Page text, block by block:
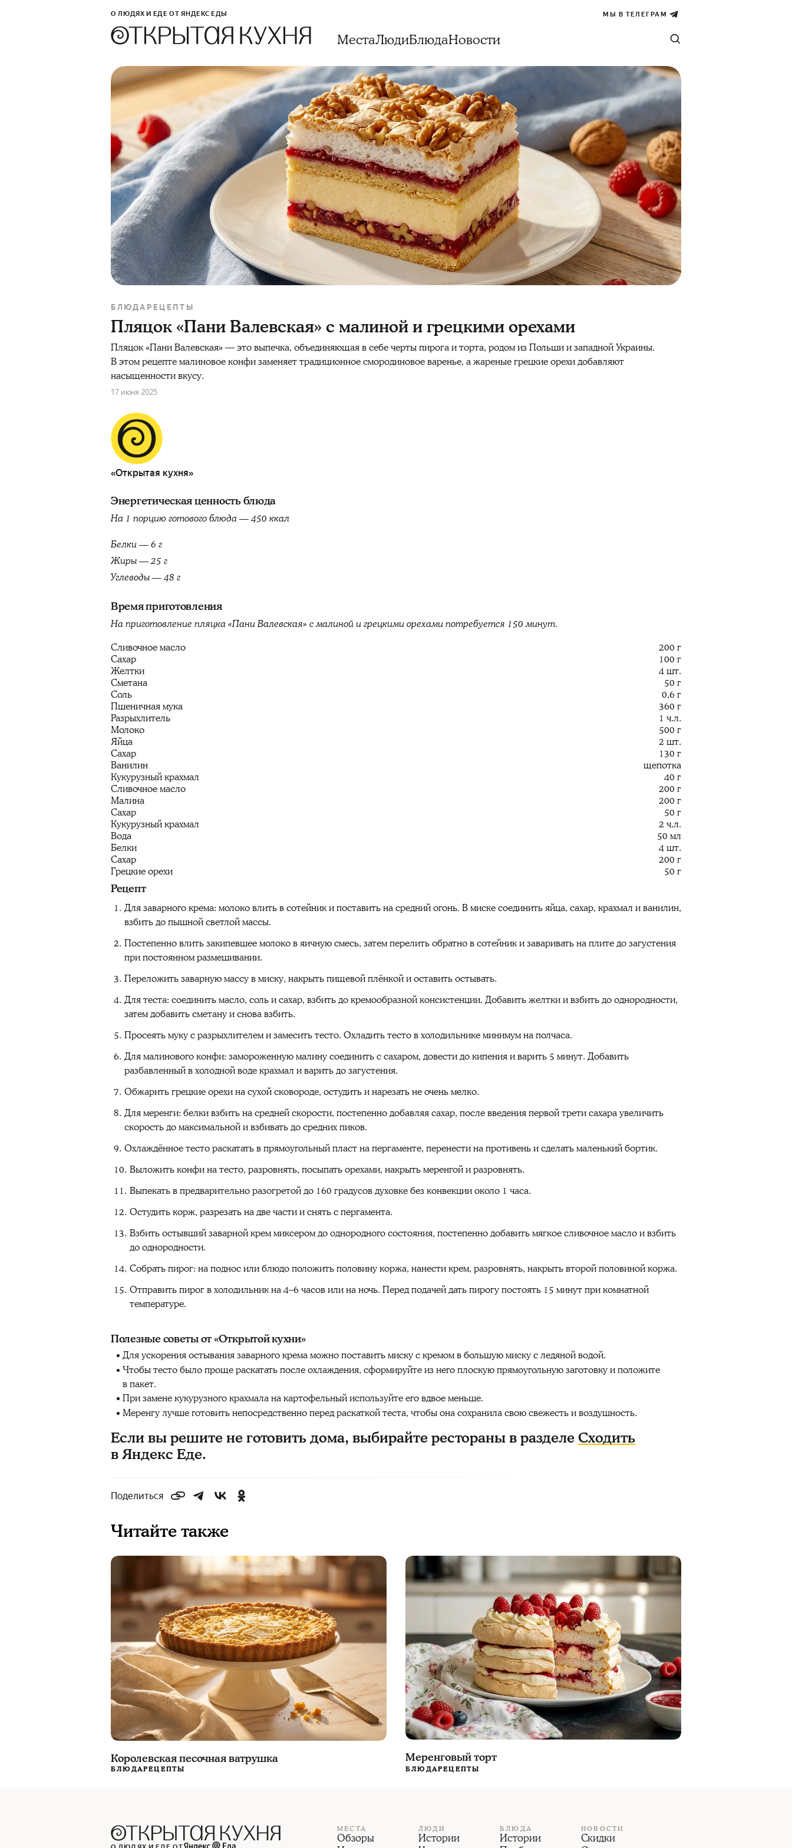
О ЛЮДЯХ И ЕДЕ ОТ ЯНДЕКС ЕДЫ МЫ В ТЕЛЕГРАМ
МестаЛюдиБлюдаНовости
БЛЮДА РЕЦЕПТЫ
Пляцок «Пани Валевская» с малиной и грецкими орехами
Пляцок «Пани Валевская» — это выпечка, объединяющая в себе черты пирога и торта, родом из Польши и западной Украины.
В этом рецепте малиновое конфи заменяет традиционное смородиновое варенье, а жареные грецкие орехи добавляют
насыщенности вкусу.
17 июня 2025
«Открытая кухня»
Энергетическая ценность блюда
На 1 порцию готового блюда — 450 ккал
Белки — 6 г
Жиры — 25 г
Углеводы — 48 г
Время приготовления
На приготовление пляцка «Пани Валевская» с малиной и грецкими орехами потребуется 150 минут.
Сливочное масло
200 г
Сахар
100 г
Желтки
4 шт.
Сметана
50 г
Соль
0,6 г
Пшеничная мука
360 г
Разрыхлитель
1 ч.л.
Молоко
500 г
Яйца
2 шт.
Сахар
130 г
Ванилин
щепотка
Кукурузный крахмал
40 г
Сливочное масло
200 г
Малина
200 г
Сахар
50 г
Кукурузный крахмал
2 ч.л.
Вода
50 мл
Белки
4 шт.
Сахар
200 г
Грецкие орехи
50 г
Рецепт
Для заварного крема: молоко влить в сотейник и поставить на средний огонь. В миске соединить яйца, сахар, крахмал и ванилин,
взбить до пышной светлой массы.
Постепенно влить закипевшее молоко в яичную смесь, затем перелить обратно в сотейник и заваривать на плите до загустения
при постоянном размешивании.
Переложить заварную массу в миску, накрыть пищевой плёнкой и оставить остывать.
Для теста: соединить масло, соль и сахар, взбить до кремообразной консистенции. Добавить желтки и взбить до однородности,
затем добавить сметану и снова взбить.
Просеять муку с разрыхлителем и замесить тесто. Охладить тесто в холодильнике минимум на полчаса.
Для малинового конфи: замороженную малину соединить с сахаром, довести до кипения и варить 5 минут. Добавить
разбавленный в холодной воде крахмал и варить до загустения.
Обжарить грецкие орехи на сухой сковороде, остудить и нарезать не очень мелко.
Для меренги: белки взбить на средней скорости, постепенно добавляя сахар, после введения первой трети сахара увеличить
скорость до максимальной и взбивать до средних пиков.
Охлаждённое тесто раскатать в прямоугольный пласт на пергаменте, перенести на противень и сделать маленький бортик.
Выложить конфи на тесто, разровнять, посыпать орехами, накрыть меренгой и разровнять.
Выпекать в предварительно разогретой до 160 градусов духовке без конвекции около 1 часа.
Остудить корж, разрезать на две части и снять с пергамента.
Взбить остывший заварной крем миксером до однородного состояния, постепенно добавить мягкое сливочное масло и взбить
до однородности.
Собрать пирог: на поднос или блюдо положить половину коржа, нанести крем, разровнять, накрыть второй половиной коржа.
Отправить пирог в холодильник на 4–6 часов или на ночь. Перед подачей дать пирогу постоять 15 минут при комнатной
температуре.
Полезные советы от «Открытой кухни»
Для ускорения остывания заварного крема можно поставить миску с кремом в большую миску с ледяной водой.
Чтобы тесто было проще раскатать после охлаждения, сформируйте из него плоскую прямоугольную заготовку и положите
в пакет.
При замене кукурузного крахмала на картофельный используйте его вдвое меньше.
Меренгу лучше готовить непосредственно перед раскаткой теста, чтобы она сохранила свою свежесть и воздушность.
Если вы решите не готовить дома, выбирайте рестораны в разделеСходить
в Яндекс Еде.
Поделиться
Читайте также
Королевская песочная ватрушка
БЛЮДАРЕЦЕПТЫ
Меренговый торт
БЛЮДАРЕЦЕПТЫ
МЕСТА
Обзоры
ЛЮДИ
Истории
БЛЮДА
Истории
НОВОСТИ
Скидки